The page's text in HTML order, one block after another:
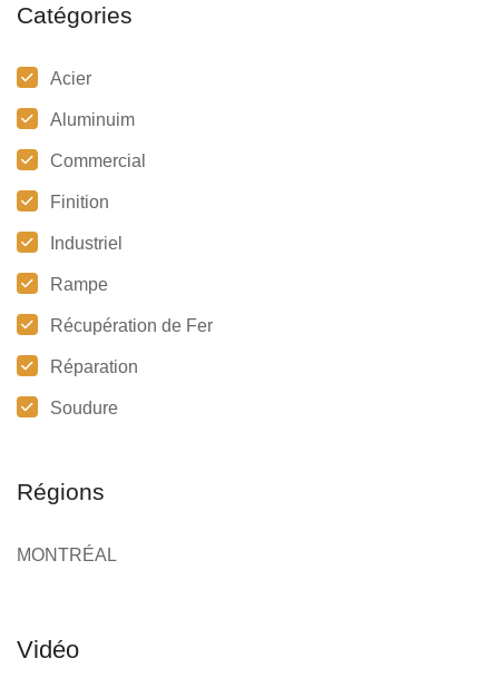
Catégories
Acier
Aluminuim
Commercial
Finition
Industriel
Rampe
Récupération de Fer
Réparation
Soudure
Régions
MONTRÉAL